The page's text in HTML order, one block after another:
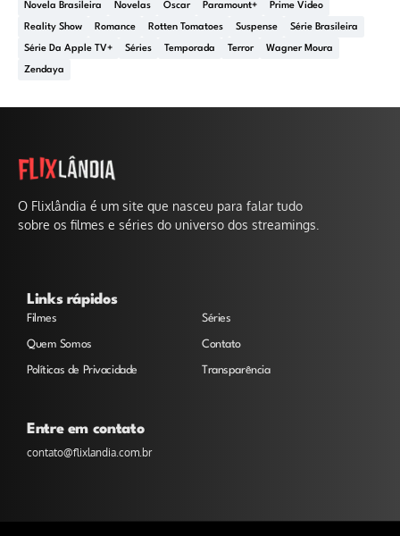
Novela Brasileira Novelas Oscar Paramount+ Prime Video
Reality Show Romance Rotten Tomatoes Suspense Série Brasileira
Série Da Apple TV+ Séries Temporada Terror Wagner Moura
Zendaya
O Flixlândia é um site que nasceu para falar tudo
sobre os filmes e séries do universo dos streamings.
Links rápidos
Filmes Séries
Quem Somos Contato
Políticas de Privacidade Transparência
Entre em contato
contato@flixlandia.com.br